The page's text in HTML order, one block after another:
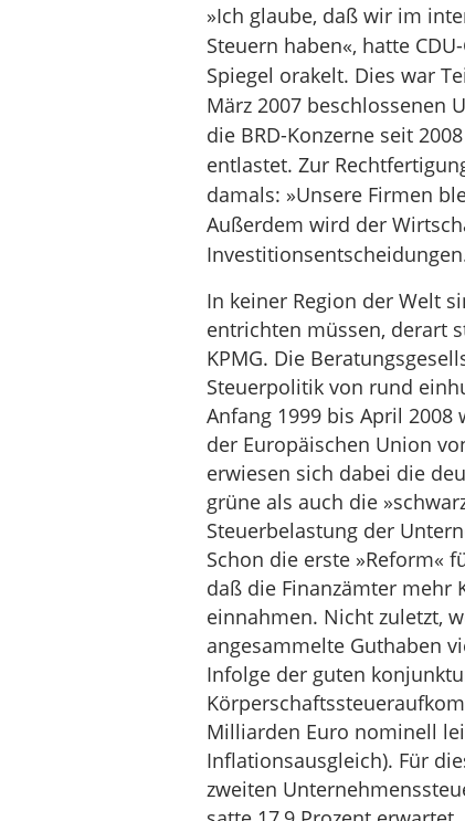
»Ich glaube, daß wir im
Steuern haben«, hatte
Spiegel orakelt. Dies war
März 2007 beschlossenen
die BRD-Konzerne seit
entlastet. Zur
damals: »Unsere Firmen
Außerdem wird der
In keiner Region der Welt
entrichten müssen, derart
KPMG. Die
Steuerpolitik von rund
Anfang 1999 bis April 2008
der Europäischen Union
erwiesen sich dabei die
grüne als auch die
Steuerbelastung der
Schon die erste »Reform«
daß die Finanzämter mehr
einnahmen. Nicht zuletzt,
angesammelte Guthaben
Infolge der guten
Milliarden Euro nominell
Inflationsausgleich). Für
zweiten